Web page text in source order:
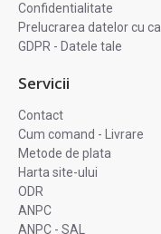
Confidentialitate
Prelucrarea datelor cu
GDPR - Datele tale
Servicii
Contact
Cum comand - Livrare
Metode de plata
Harta site-ului
ODR
ANPC
ANPC - SAL